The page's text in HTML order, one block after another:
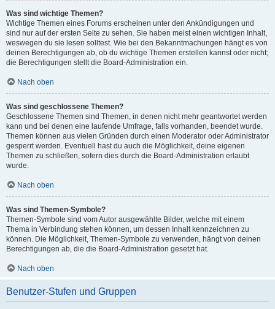
Was sind wichtige Themen?
Wichtige Themen eines Forums erscheinen unter den Ankündigungen und
sind nur auf der ersten Seite zu sehen. Sie haben meist einen wichtigen Inhalt,
weswegen du sie lesen solltest. Wie bei den Bekanntmachungen hängt es von
deinen Berechtigungen ab, ob du wichtige Themen erstellen kannst oder nicht;
die Berechtigungen stellt die Board-Administration ein.
Nach oben
Was sind geschlossene Themen?
Geschlossene Themen sind Themen, in denen nicht mehr geantwortet werden
kann und bei denen eine laufende Umfrage, falls vorhanden, beendet wurde.
Themen können aus vielen Gründen durch einen Moderator oder Administrator
gesperrt werden. Eventuell hast du auch die Möglichkeit, deine eigenen
Themen zu schließen, sofern dies durch die Board-Administration erlaubt
wurde.
Nach oben
Was sind Themen-Symbole?
Themen-Symbole sind vom Autor ausgewählte Bilder, welche mit einem
Thema in Verbindung stehen können, um dessen Inhalt kennzeichnen zu
können. Die Möglichkeit, Themen-Symbole zu verwenden, hängt von deinen
Berechtigungen ab, die die Board-Administration gesetzt hat.
Nach oben
Benutzer-Stufen und Gruppen